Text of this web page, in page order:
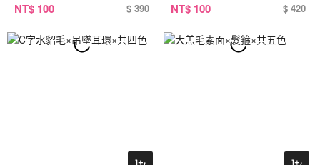
NT$ 100 $ 390 NT$ 100 $ 420